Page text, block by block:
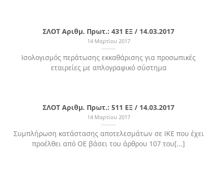
ΣΛΟΤ Αριθμ. Πρωτ.: 431 ΕΞ / 14.03.2017
14 Μαρτίου 2017
Ισολογισμός περάτωσης εκκαθάρισης για προσωπικές
εταιρείες με απλογραφικό σύστημα
ΣΛΟΤ Αριθμ. Πρωτ.: 511 ΕΞ / 14.03.2017
14 Μαρτίου 2017
Συμπλήρωση κατάστασης αποτελεσμάτων σε ΙΚΕ που έχει
προέλθει από ΟΕ βάσει του άρθρου 107 του[...]